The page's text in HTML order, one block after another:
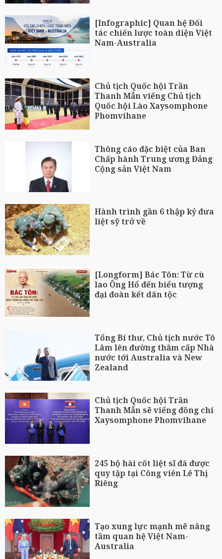
[Infographic] Quan hệ Đối
tác chiến lược toàn diện Việt
Nam-Australia
Chủ tịch Quốc hội Trần
Thanh Mẫn viếng Chủ tịch
Quốc hội Lào Xaysomphone
Phomvihane
Thông cáo đặc biệt của Ban
Chấp hành Trung ương Đảng
Cộng sản Việt Nam
Hành trình gần 6 thập kỷ đưa
liệt sỹ trở về
[Longform] Bác Tôn: Từ cù
lao Ông Hổ đến biểu tượng
đại đoàn kết dân tộc
Tổng Bí thư, Chủ tịch nước Tô
Lâm lên đường thăm cấp Nhà
nước tới Australia và New
Zealand
Chủ tịch Quốc hội Trần
Thanh Mẫn sẽ viếng đồng chí
Xaysomphone Phomvihane
245 bộ hài cốt liệt sĩ đã được
quy tập tại Công viên Lê Thị
Riêng
Tạo xung lực mạnh mẽ nâng
tầm quan hệ Việt Nam-
Australia